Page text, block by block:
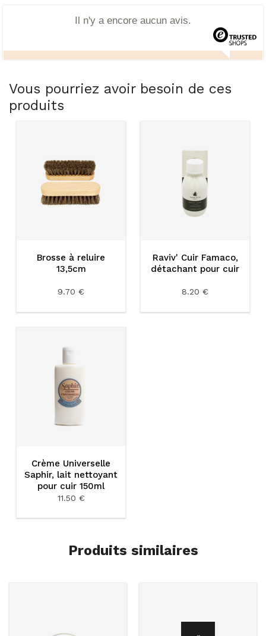
Il n'y a encore aucun avis.
Vous pourriez avoir besoin de ces
produits
Brosse à reluire
13,5cm
9.70 €
Raviv' Cuir Famaco,
détachant pour cuir
8.20 €
Crème Universelle
Saphir, lait nettoyant
pour cuir 150ml
11.50 €
Produits similaires